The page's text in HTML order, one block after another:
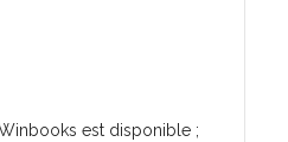
est disponible ;